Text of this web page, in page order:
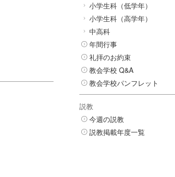
小学生科（低学年）
小学生科（高学年）
中高科
年間行事
礼拝のお約束
教会学校 Q&A
教会学校パンフレット
説教
今週の説教
説教掲載年度一覧